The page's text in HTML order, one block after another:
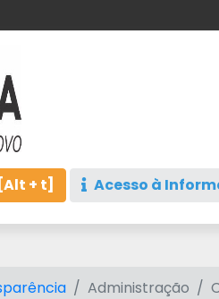
+ t] Acesso à
Administração